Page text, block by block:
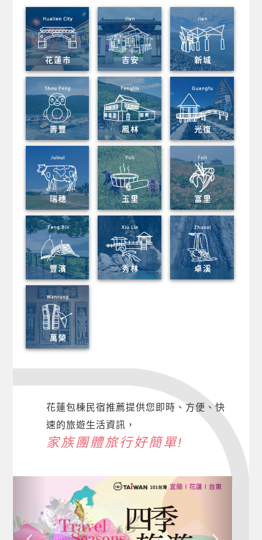
花蓮包棟民宿推薦提供您即時、方便、快
速的旅遊生活資訊，
家族團體旅行好簡單!